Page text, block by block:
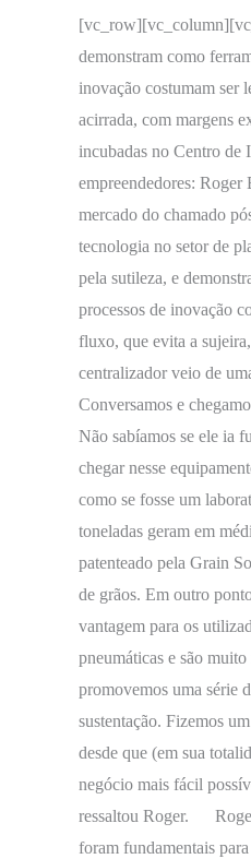
demonstram como
inovação costumam ser
acirrada, com margens
incubadas no Centro
empreendedores:
mercado do chamado
tecnologia no setor de
pela sutileza, e
processos de inovação
fluxo, que evita a
centralizador veio de
Conversamos e
Não sabíamos se ele ia
chegar nesse
como se fosse um
toneladas geram em
patenteado pela Grain
de grãos. Em outro
vantagem para os
pneumáticas e são
promovemos uma série
sustentação. Fizemos
desde que (em sua
negócio mais fácil
ressaltou Roger. Roger
foram fundamentais
Solution
inova
projetando
mercados
emergentes